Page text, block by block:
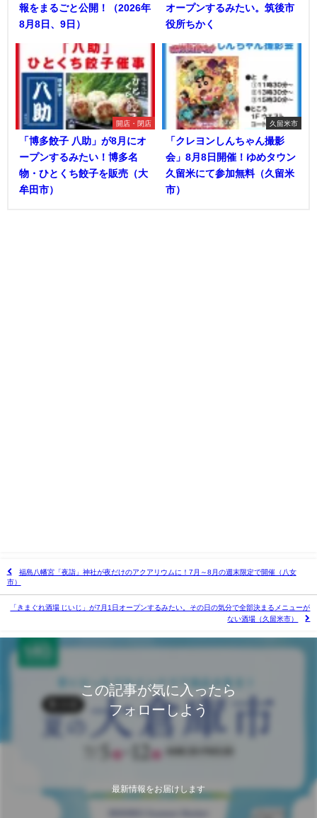
報をまるごと公開！（2026年
8月8日、9日）
オープンするみたい。筑後市
役所ちかく
開店・閉店
「博多餃子 八助」が8月にオ
ープンするみたい！博多名
物・ひとくち餃子を販売（大
牟田市）
久留米市
「クレヨンしんちゃん撮影
会」8月8日開催！ゆめタウン
久留米にて参加無料（久留米
市）
福島八幡宮「夜詣」神社が夜だけのアクアリウムに！7月～8月の週末限定で開催（八女
市）
「きまぐれ酒場 じいじ」が7月1日オープンするみたい。その日の気分で全部決まるメニューが
ない酒場（久留米市）
この記事が気に入ったら
フォローしよう
最新情報をお届けします